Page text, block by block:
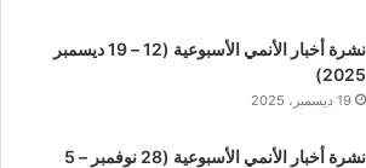
نشرة أخبار الأنمي الأسبوعية (12 – 19 ديسمبر
2025)
19 ديسمبر، 2025
نشرة أخبار الأنمي الأسبوعية (28 نوفمبر – 5